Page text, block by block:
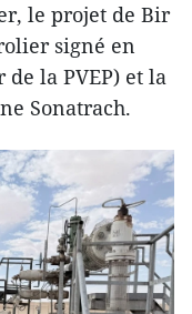
le projet de Bir
signé en
de la PVEP) et la
Sonatrach.